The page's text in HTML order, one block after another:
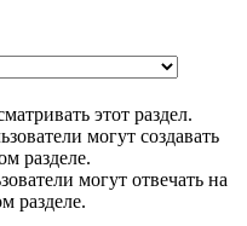
этот раздел.
могут создавать
разделе.
могут отвечать на
разделе.